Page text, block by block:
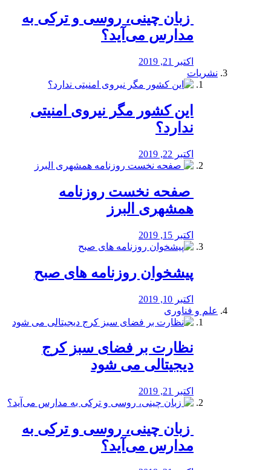
️ زبان چینی، روسی و ترکی به
مدارس می‌آید؟
اکتبر 21, 2019
نشریات
این کشور مگر نیروی امنیتی
ندارد؟
اکتبر 22, 2019
️ صفحه نخست روزنامه‌
همشهری البرز
اکتبر 15, 2019
پیشخوان روزنامه های صبح
اکتبر 10, 2019
علم و فناوری
نظارت بر فضای سبز کرج
دیجیتالی می شود
اکتبر 21, 2019
️ زبان چینی، روسی و ترکی به
مدارس می‌آید؟